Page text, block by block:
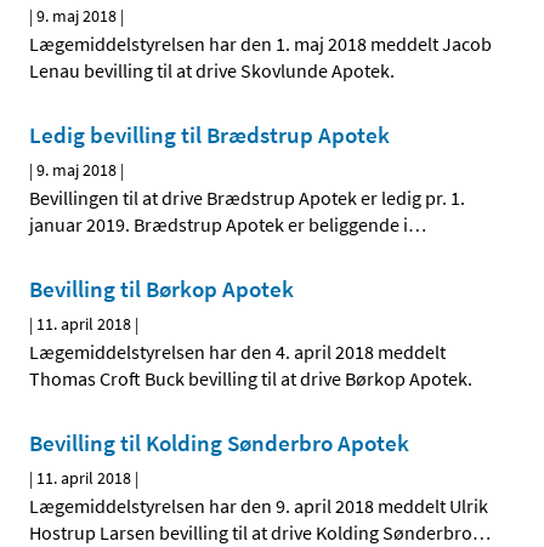
|9. maj 2018 |
Lægemiddelstyrelsen har den 1. maj 2018 meddelt Jacob
Lenau bevilling til at drive Skovlunde Apotek.
Ledig bevilling til Brædstrup Apotek
|9. maj 2018 |
Bevillingen til at drive Brædstrup Apotek er ledig pr. 1.
januar 2019. Brædstrup Apotek er beliggende i…
Bevilling til Børkop Apotek
| 11. april 2018 |
Lægemiddelstyrelsen har den 4. april 2018 meddelt
Thomas Croft Buck bevilling til at drive Børkop Apotek.
Bevilling til Kolding Sønderbro Apotek
| 11. april 2018 |
Lægemiddelstyrelsen har den 9. april 2018 meddelt Ulrik
Hostrup Larsen bevilling til at drive Kolding Sønderbro…